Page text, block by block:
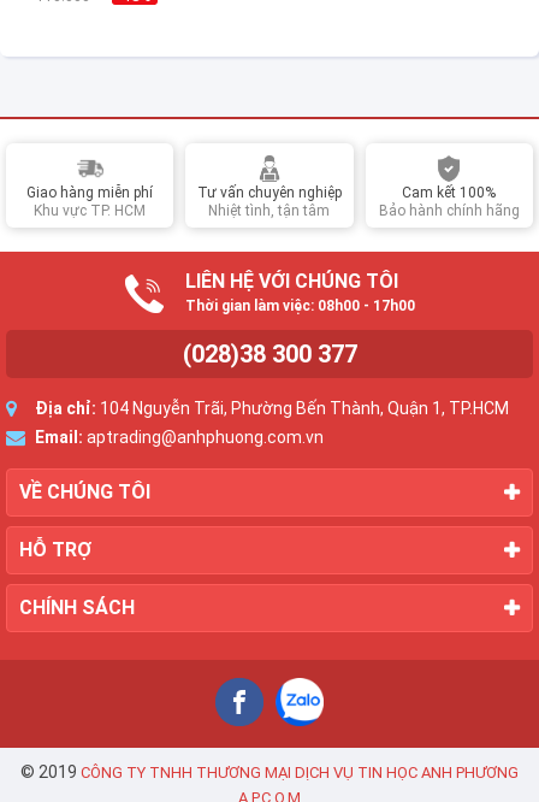
Giao hàng miễn phí
Khu vực TP. HCM
Tư vấn chuyên nghiệp
Nhiệt tình, tận tâm
Cam kết 100%
Bảo hành chính hãng
LIÊN HỆ VỚI CHÚNG TÔI
Thời gian làm việc: 08h00 - 17h00
(028)38 300 377
Địa chỉ: 104 Nguyễn Trãi, Phường Bến Thành, Quận 1, TP.HCM
Email: aptrading@anhphuong.com.vn
VỀ CHÚNG TÔI
HỖ TRỢ
CHÍNH SÁCH
© 2019 CÔNG TY TNHH THƯƠNG MẠI DỊCH VỤ TIN HỌC ANH PHƯƠNG
A.P.C.O.M